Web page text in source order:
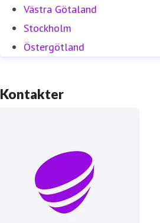
Västra Götaland
Stockholm
Östergötland
Kontakter